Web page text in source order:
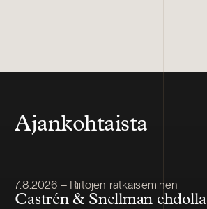
Ajankohtaista
Julkaistu
7.8.2026 – Riitojen ratkaiseminen
Castrén & Snellman ehdolla